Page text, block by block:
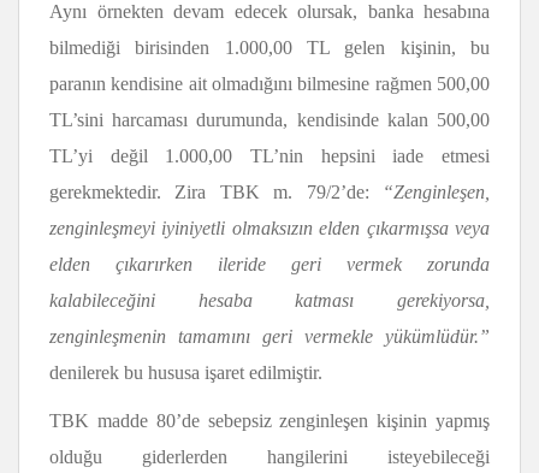
Aynı örnekten devam edecek olursak, banka hesabına
bilmediği birisinden 1.000,00 TL gelen kişinin, bu
paranın kendisine ait olmadığını bilmesine rağmen 500,00
TL’sini harcaması durumunda, kendisinde kalan 500,00
TL’yi değil 1.000,00 TL’nin hepsini iade etmesi
gerekmektedir. Zira TBK m. 79/2’de:
“Zenginleşen,
zenginleşmeyi iyiniyetli olmaksızın elden çıkarmışsa veya
elden çıkarırken ileride geri vermek zorunda
kalabileceğini hesaba katması gerekiyorsa,
zenginleşmenin tamamını geri vermekle yükümlüdür.”
denilerek bu hususa işaret edilmiştir.
TBK madde 80’de sebepsiz zenginleşen kişinin yapmış
olduğu giderlerden hangilerini isteyebileceği